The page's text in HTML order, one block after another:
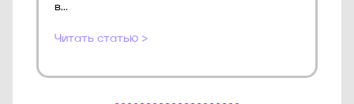
в...
Читать статью >